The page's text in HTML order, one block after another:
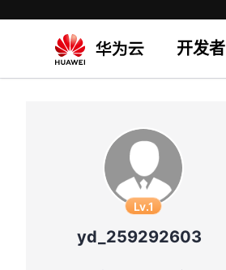
开发者
Lv.1
yd_259292603